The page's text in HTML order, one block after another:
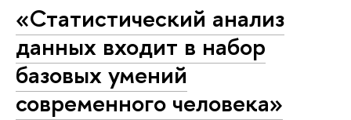
«Статистический анализ
данных входит в набор
базовых умений
современного человека»